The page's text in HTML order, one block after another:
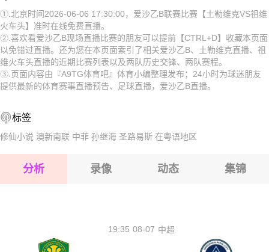
2026-08-15 【爱沙乙B】 土勒维克VS祖维火车头
2026-08-15 【爱沙乙B】 土勒维克VS祖维火车头
2026-08-15 【爱沙乙B】 土勒维克VS祖维火车头
2026-08-15 【爱沙乙B】 土勒维克VS祖维火车头
2026-08-15 【爱沙乙B】 土勒维克VS祖维火车头
2026-08-15 【爱沙乙B】 土勒维克VS祖维火车头
2026-08-15 【爱沙乙B】 土勒维克VS祖维火车头
①.北京时间2026-06-06 17:30:00，爱沙乙B联赛比赛【土勒维克VS祖维
火车头】准时在线免费直播。
②.喜欢看爱沙乙B现场直播比赛的朋友可以提前【CTRL+D】收藏本页面
以免错过直播。还为您在本页面索引了相关爱沙乙B、土勒维克直播、祖
维火车头直播的近期比赛列表以及两队历史交锋、两队赛程。
③.页面内容由『A9TG体育吧』体育小编整理发布；24小时为球迷朋友
提供最新的体育赛事直播预告、足球直播，爱沙乙B直播。
标签
修仙小说 澳新南联 中菲 孙继海 圣路易斯 在粤语地区
分析 录像 动态 集锦
08-07
19:35 中超